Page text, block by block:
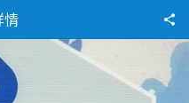
情